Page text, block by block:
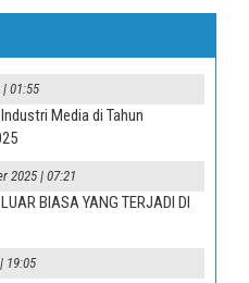
01:55
Media di Tahun
2025 | 07:21
BIASA YANG TERJADI DI
19:05